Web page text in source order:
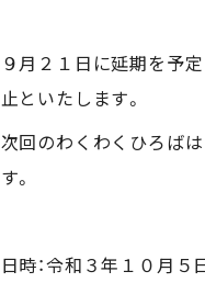
９月２１日に延期を予
止といたします。
次回のわくわくひろば
す。
日時：令和３年１０月５